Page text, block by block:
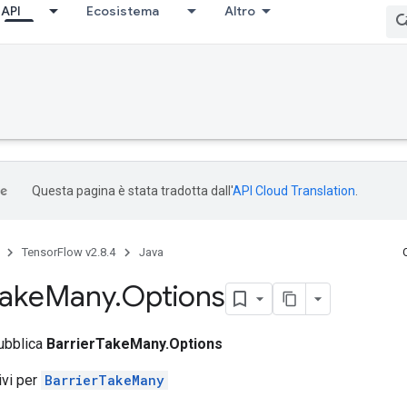
API Ecosistema Altro
Questa pagina è stata tradotta dall'API Cloud Translation
TensorFlow v2.8.4 Java
Many.Options
BarrierTakeMany.Options
per BarrierTakeMany